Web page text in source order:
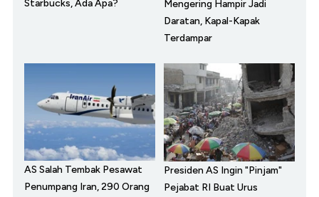
Starbucks, Ada Apa?
Mengering Hampir Jadi
Daratan, Kapal-Kapak
Terdampar
AS Salah Tembak Pesawat
Penumpang Iran, 290 Orang
Presiden AS Ingin "Pinjam"
Pejabat RI Buat Urus